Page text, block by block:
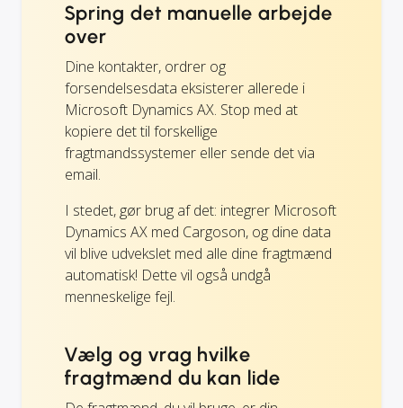
Spring det manuelle arbejde
over
Dine kontakter, ordrer og
forsendelsesdata eksisterer allerede i
Microsoft Dynamics AX. Stop med at
kopiere det til forskellige
fragtmandssystemer eller sende det via
email.
I stedet, gør brug af det: integrer Microsoft
Dynamics AX med Cargoson, og dine data
vil blive udvekslet med alle dine fragtmænd
automatisk! Dette vil også undgå
menneskelige fejl.
Vælg og vrag hvilke
fragtmænd du kan lide